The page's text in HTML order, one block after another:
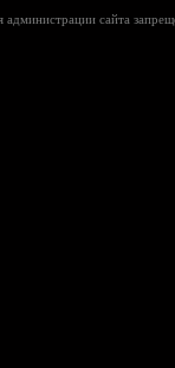
администрации сайта